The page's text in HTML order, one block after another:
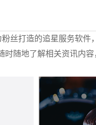
丝打造的追星服务软
时随地了解相关资讯内